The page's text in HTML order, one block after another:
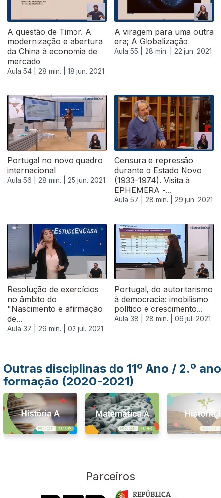
A questão de Timor. A
modernização e abertura
da China à economia de
mercado
Aula 54 | 28 min. | 18 jun. 2021
A viragem para uma outra
era; A Globalização
Aula 55 | 28 min. | 22 jun. 2021
Portugal no novo quadro
internacional
Aula 56 | 28 min. | 25 jun. 2021
Censura e repressão
durante o Estado Novo
(1933-1974). Visita à
EPHEMERA -...
Aula 57 | 28 min. | 29 jun. 2021
Resolução de exercícios
no âmbito do
"Nascimento e afirmação
de...
Aula 37 | 29 min. | 02 jul. 2021
Portugal, do autoritarismo
à democracia: imobilismo
político e crescimento...
Aula 38 | 28 min. | 06 jul. 2021
555685
Outras disciplinas do 11º Ano / 2.º ano
formação (2020-2021)
Parceiros